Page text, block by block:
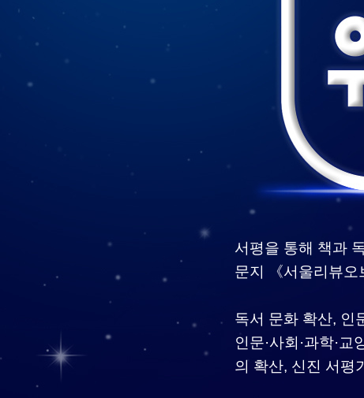
서평을 통해 책과
문지 《서울리뷰오
독서 문화 확산, 인
인문·사회·과학·
의 확산, 신진 서평